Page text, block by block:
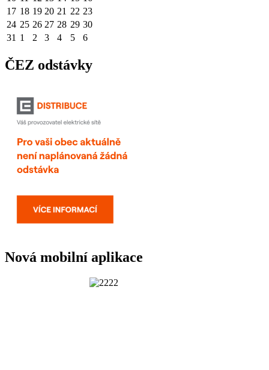
17 18 19 20 21 22 23
24 25 26 27 28 29 30
31 1 2 3 4 5 6
ČEZ odstávky
Nová mobilní aplikace